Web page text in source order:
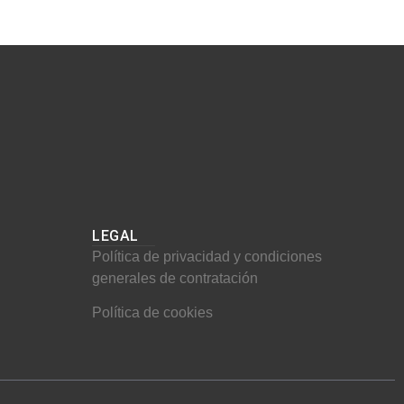
LEGAL
Política de privacidad y condiciones
generales de contratación
Política de cookies